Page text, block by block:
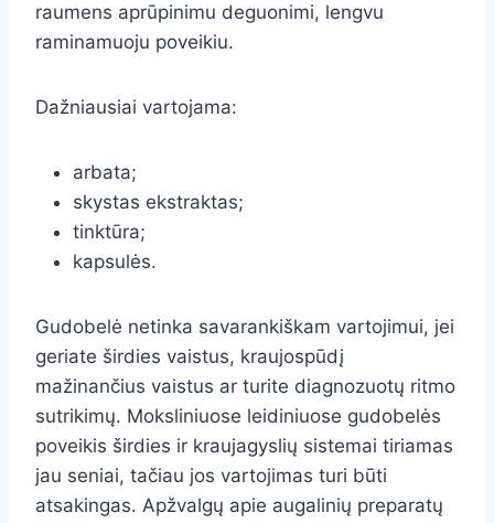
raumens aprūpinimu deguonimi, lengvu
raminamuoju poveikiu.
Dažniausiai vartojama:
arbata;
skystas ekstraktas;
tinktūra;
kapsulės.
Gudobelė netinka savarankiškam vartojimui, jei
geriate širdies vaistus, kraujospūdį
mažinančius vaistus ar turite diagnozuotų ritmo
sutrikimų. Moksliniuose leidiniuose gudobelės
poveikis širdies ir kraujagyslių sistemai tiriamas
jau seniai, tačiau jos vartojimas turi būti
atsakingas. Apžvalgų apie augalinių preparatų